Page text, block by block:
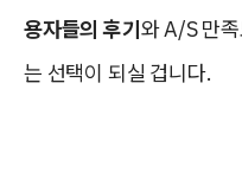
용자들의 후기와 A/S 만
는 선택이 되실 겁니다.